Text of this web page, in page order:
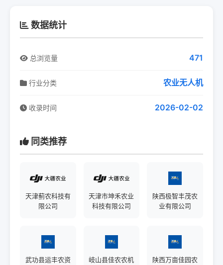
数据统计
总浏览量 471
行业分类 农业无人机
收录时间 2026-02-02
同类推荐
天津蓟农科技有
限公司
天津市坤禾农业
科技有限公司
陕西极智丰茂农
业有限公司
武功县运丰农资
岐山县佳农农机
陕西万亩佳园农